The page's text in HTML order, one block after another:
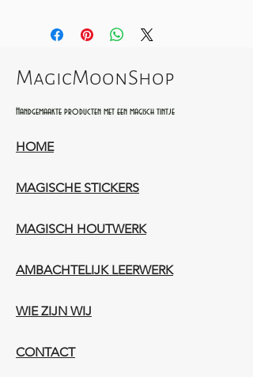
MagicMoonShop
Handgemaakte producten met een magisch tintje
HOME
MAGISCHE STICKERS
MAGISCH HOUTWERK
AMBACHTELIJK LEERWERK​
WIE ZIJN WIJ​​
CONTACT